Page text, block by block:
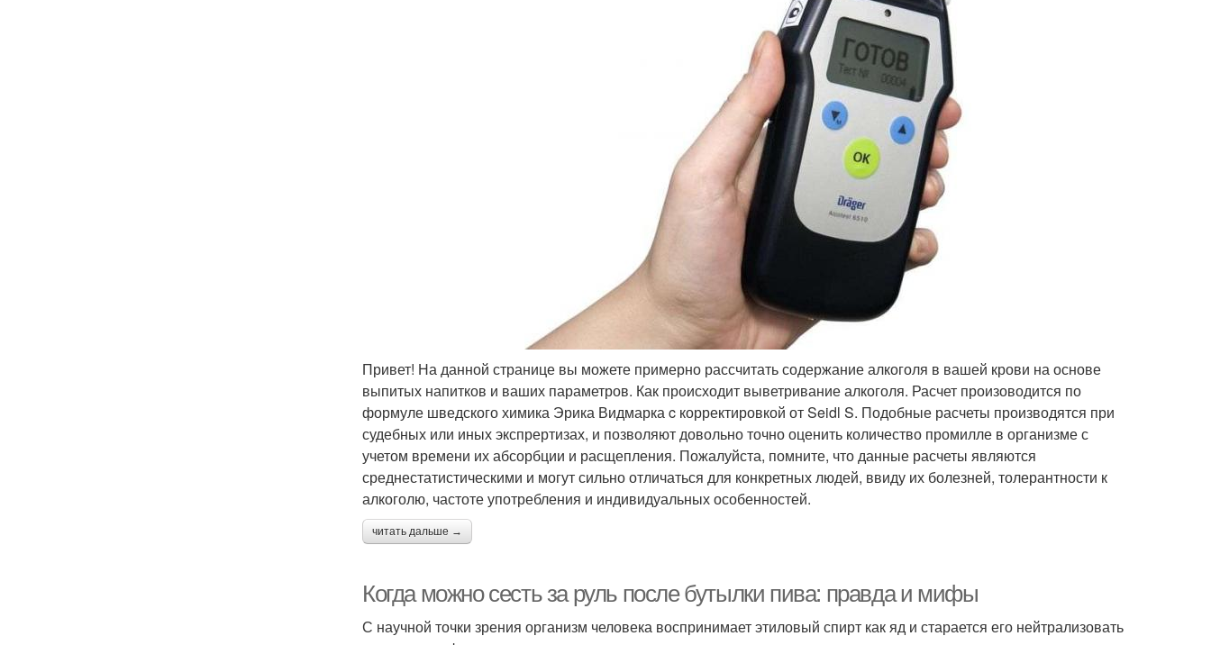
Привет! На данной странице вы можете примерно рассчитать содержание алкоголя в вашей крови на основе
выпитых напитков и ваших параметров. Как происходит выветривание алкоголя. Расчет произоводится по
формуле шведского химика Эрика Видмарка c корректировкой от Seidl S. Подобные расчеты производятся при
судебных или иных экспрертизах, и позволяют довольно точно оценить количество промилле в организме с
учетом времени их абсорбции и расщепления. Пожалуйста, помните, что данные расчеты являются
среднестатистическими и могут сильно отличаться для конкретных людей, ввиду их болезней, толерантности к
алкоголю, частоте употребления и индивидуальных особенностей.
читать дальше →
Когда можно сесть за руль после бутылки пива: правда и мифы
С научной точки зрения организм человека воспринимает этиловый спирт как яд и старается его нейтрализовать